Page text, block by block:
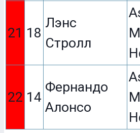
21 18
Лэнс
Стролл
22 14
Фернандо
Алонсо